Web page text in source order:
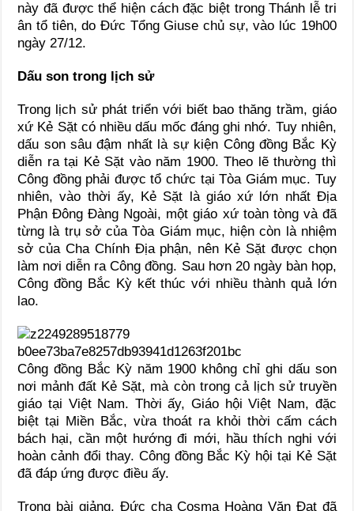
này đã được thể hiện cách đặc biệt trong Thánh lễ tri
ân tổ tiên, do Đức Tổng Giuse chủ sự, vào lúc 19h00
ngày 27/12.
Dấu son trong lịch sử
Trong lịch sử phát triển với biết bao thăng trầm, giáo
xứ Kẻ Sặt có nhiều dấu mốc đáng ghi nhớ. Tuy nhiên,
dấu son sâu đậm nhất là sự kiện Công đồng Bắc Kỳ
diễn ra tại Kẻ Sặt vào năm 1900. Theo lẽ thường thì
Công đồng phải được tổ chức tại Tòa Giám mục. Tuy
nhiên, vào thời ấy, Kẻ Sặt là giáo xứ lớn nhất Địa
Phận Đông Đàng Ngoài, một giáo xứ toàn tòng và đã
từng là trụ sở của Tòa Giám mục, hiện còn là nhiệm
sở của Cha Chính Địa phận, nên Kẻ Sặt được chọn
làm nơi diễn ra Công đồng. Sau hơn 20 ngày bàn họp,
Công đồng Bắc Kỳ kết thúc với nhiều thành quả lớn
lao.
Công đồng Bắc Kỳ năm 1900 không chỉ ghi dấu son
nơi mảnh đất Kẻ Sặt, mà còn trong cả lịch sử truyền
giáo tại Việt Nam. Thời ấy, Giáo hội Việt Nam, đặc
biệt tại Miền Bắc, vừa thoát ra khỏi thời cấm cách
bách hại, cần một hướng đi mới, hầu thích nghi với
hoàn cảnh đổi thay. Công đồng Bắc Kỳ hội tại Kẻ Sặt
đã đáp ứng được điều ấy.
Trong bài giảng, Đức cha Cosma Hoàng Văn Đạt đã